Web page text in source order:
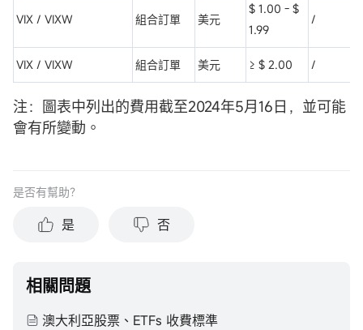
VIX / VIXW 組合訂單 美元
$ 1.00 - $
1.99
/
VIX / VIXW 組合訂單 美元 ≥ $ 2.00 /
注：圖表中列出的費用截至2024年5月16日，並可能
會有所變動。
是否有幫助？
是 否
相關問題
澳大利亞股票、ETFs 收費標準